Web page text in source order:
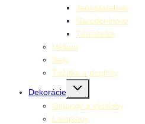
Jednofarebné
Narodeninové
Tématické
Hélium
Sety
Ťažítka a doplnky
Dekorácie
Toggle
child
menu
Girlandy a výzdoby
Lampióny